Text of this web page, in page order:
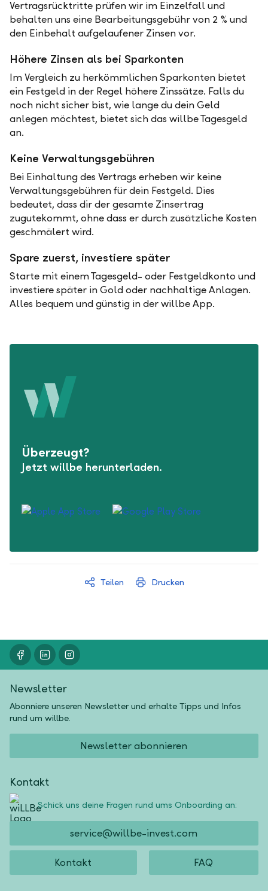
Vertragsrücktritte prüfen wir im Einzelfall und
behalten uns eine Bearbeitungsgebühr von 2 % und
den Einbehalt aufgelaufener Zinsen vor.
Höhere Zinsen als bei Sparkonten
Im Vergleich zu herkömmlichen Sparkonten bietet
ein Festgeld in der Regel höhere Zinssätze. Falls du
noch nicht sicher bist, wie lange du dein Geld
anlegen möchtest, bietet sich das willbe Tagesgeld
an.
Keine Verwaltungsgebühren
Bei Einhaltung des Vertrags erheben wir keine
Verwaltungsgebühren für dein Festgeld. Dies
bedeutet, dass dir der gesamte Zinsertrag
zugutekommt, ohne dass er durch zusätzliche Kosten
geschmälert wird.
Spare zuerst, investiere später
Starte mit einem Tagesgeld- oder Festgeldkonto und
investiere später in Gold oder nachhaltige Anlagen.
Alles bequem und günstig in der willbe App.
Überzeugt?
Jetzt willbe herunterladen.
Teilen Drucken
Newsletter
Abonniere unseren Newsletter und erhalte Tipps und Infos
rund um willbe.
Newsletter abonnieren
Kontakt
Schick uns deine Fragen rund ums Onboarding an:
service@willbe-invest.com
Kontakt FAQ